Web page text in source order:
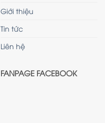
Giới thiệu
Tin tức
Liên hệ
FANPAGE FACEBOOK